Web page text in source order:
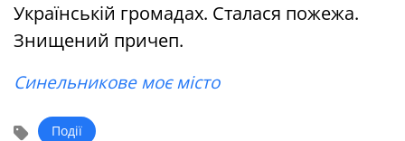
Українській громадах. Сталася пожежа.
Знищений причеп.
Синельникове моє місто
Події